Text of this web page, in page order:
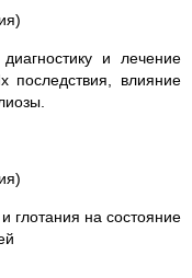
и лечение
последствия, влияние
глотания на состояние